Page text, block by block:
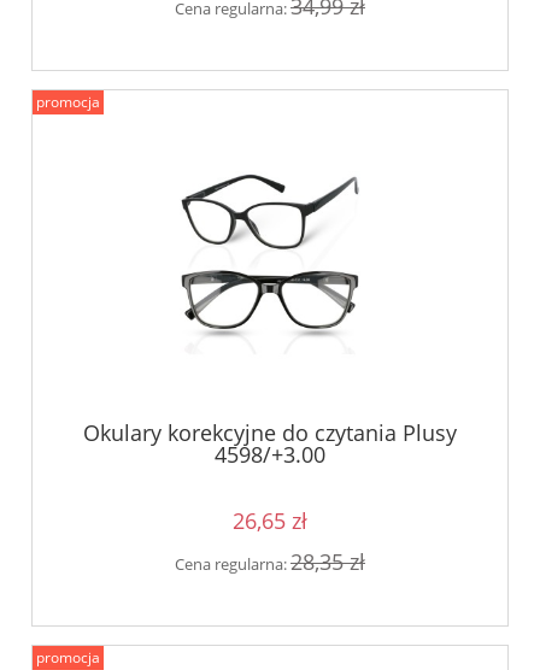
Cena regularna:34,99 zł
Okulary korekcyjne do czytania Plusy
4598/+3.00
26,65 zł
Cena regularna:28,35 zł
promocja
promocja